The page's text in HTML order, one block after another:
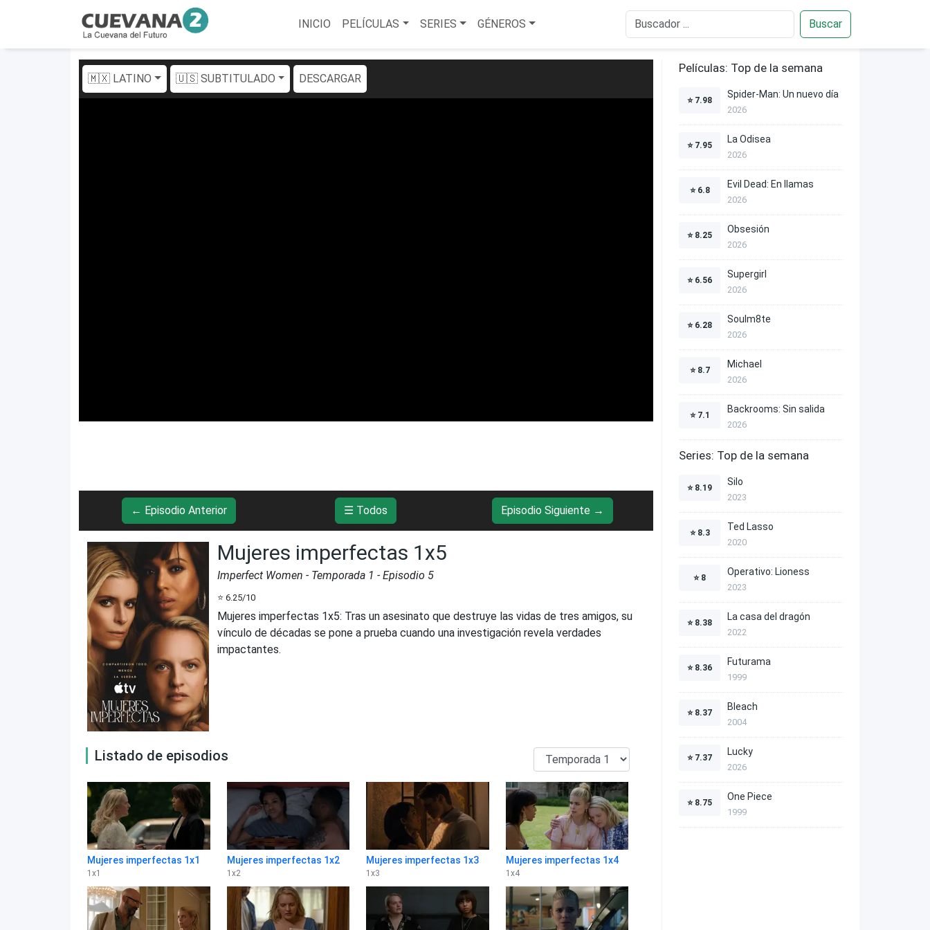
INICIO PELÍCULAS SERIES GÉNEROS Buscar
🇲🇽 LATINO 🇺🇸 SUBTITULADO DESCARGAR
← Episodio Anterior ☰ Todos Episodio Siguiente →
Mujeres imperfectas 1x5
Imperfect Women - Temporada 1 - Episodio 5
⭐ 6.25/10
Mujeres imperfectas 1x5: Tras un asesinato que destruye las vidas de tres amigos, su
vínculo de décadas se pone a prueba cuando una investigación revela verdades
impactantes.
Listado de episodios
Mujeres imperfectas 1x1
1 x1
Mujeres imperfectas 1x2
1 x2
Mujeres imperfectas 1x3
1 x3
Mujeres imperfectas 1x4
1 x4
Películas: Top de la semana
⭐ 7.98
Spider-Man: Un nuevo día
2026
⭐ 7.95
La Odisea
2026
⭐ 6.8
Evil Dead: En llamas
2026
⭐ 8.25
Obsesión
2026
⭐ 6.56
Supergirl
2026
⭐ 6.28
Soulm8te
2026
⭐ 8.7
Michael
2026
⭐ 7.1
Backrooms: Sin salida
2026
Series: Top de la semana
⭐ 8.19
Silo
2023
⭐ 8.3
Ted Lasso
2020
⭐ 8
Operativo: Lioness
2023
⭐ 8.38
La casa del dragón
2022
⭐ 8.36
Futurama
1999
⭐ 8.37
Bleach
2004
⭐ 7.37
Lucky
2026
⭐ 8.75
One Piece
1999